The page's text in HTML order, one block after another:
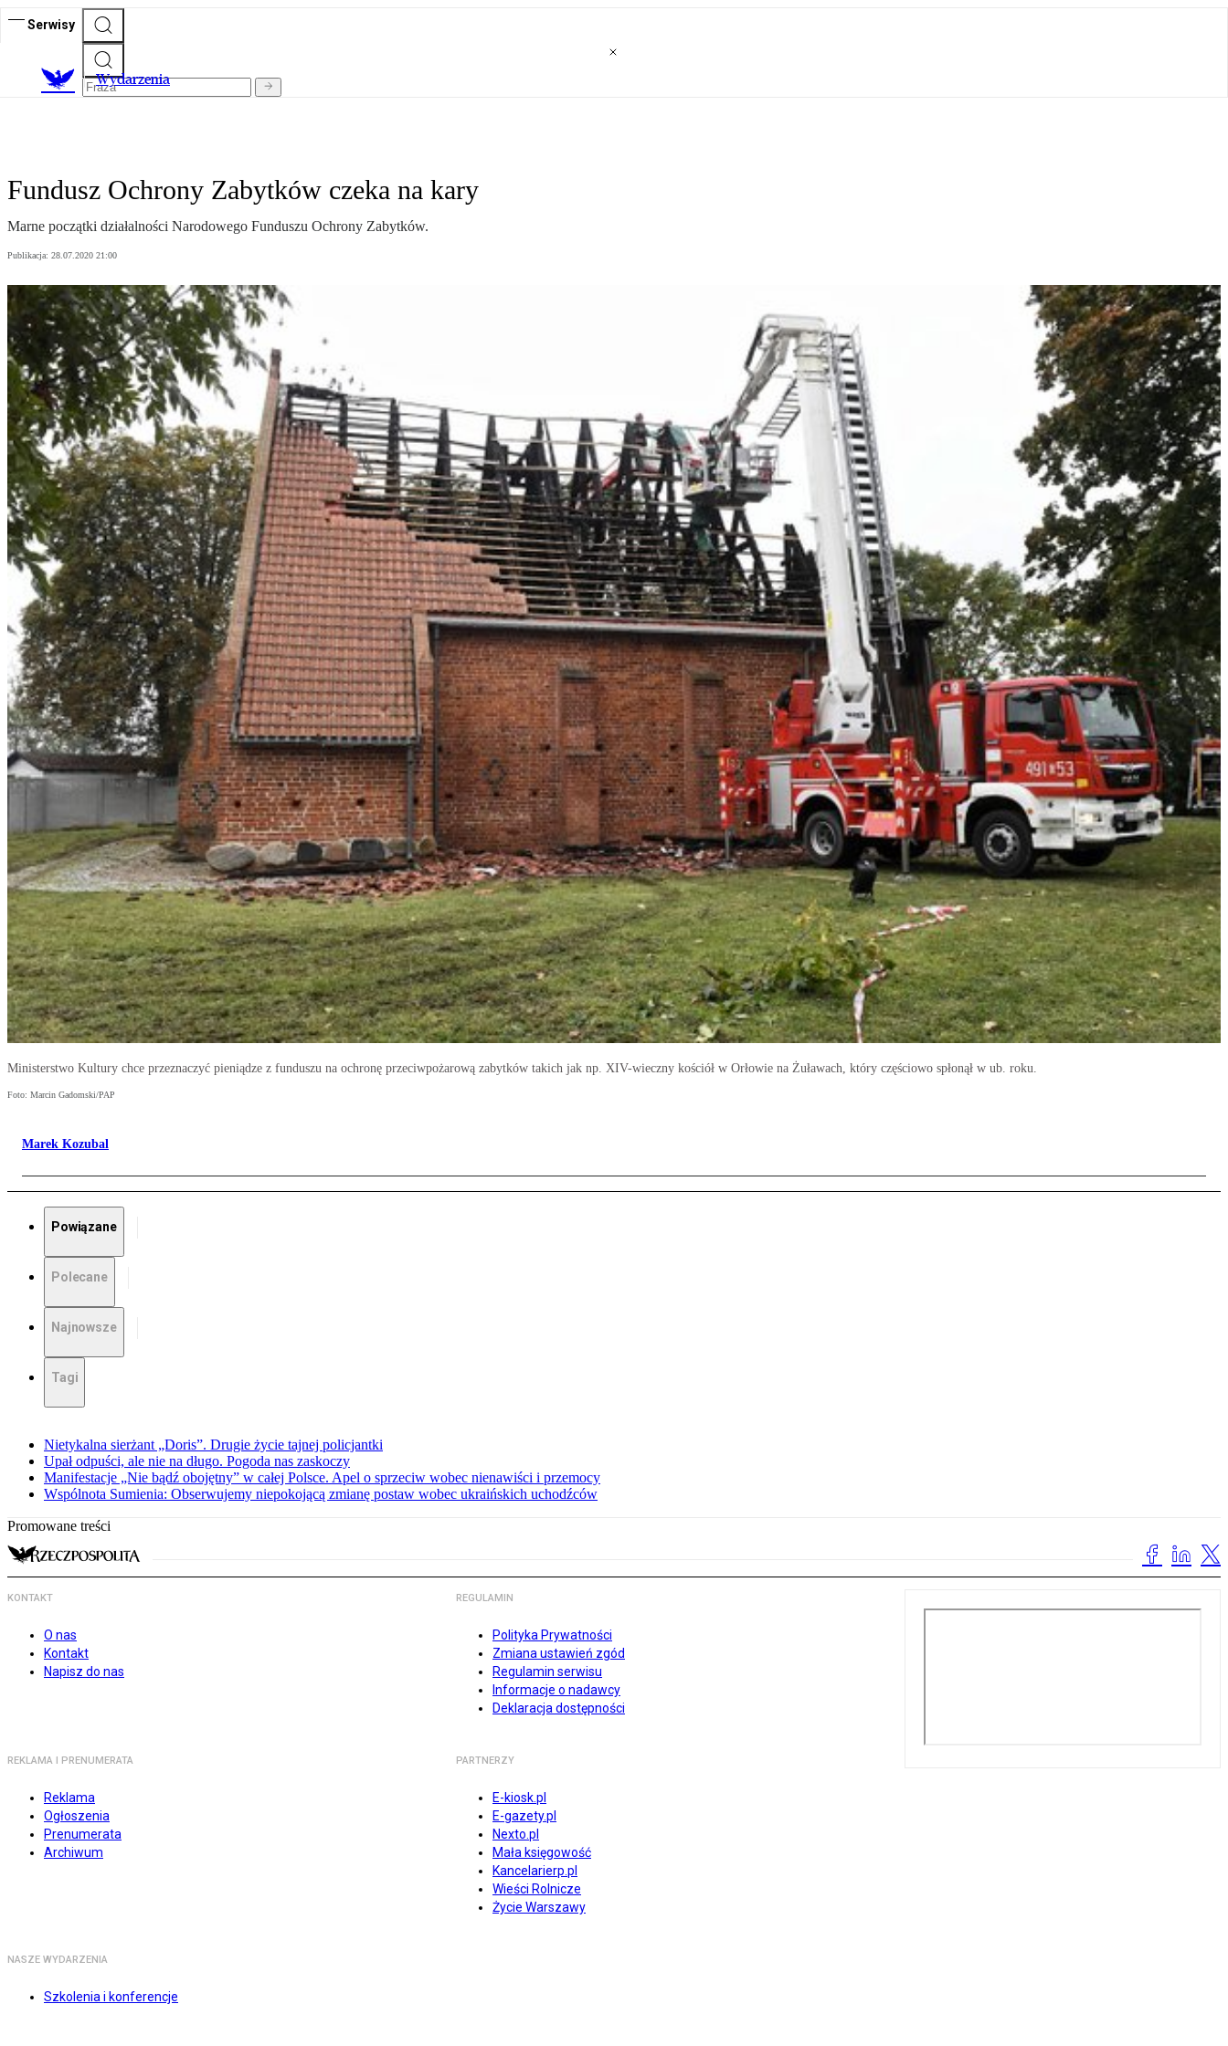
Serwisy
Wydarzenia
Fundusz Ochrony Zabytków czeka na kary
Marne początki działalności Narodowego Funduszu Ochrony Zabytków.
Publikacja: 28.07.2020 21:00
Ministerstwo Kultury chce przeznaczyć pieniądze z funduszu na ochronę przeciwpożarową zabytków takich jak np. XIV-wieczny kościół w Orłowie na Żuławach, który częściowo spłonął w ub. roku.
Foto: Marcin Gadomski/PAP
Marek Kozubal
Powiązane
Polecane
Najnowsze
Tagi
Nietykalna sierżant „Doris”. Drugie życie tajnej policjantki
Upał odpuści, ale nie na długo. Pogoda nas zaskoczy
Manifestacje „Nie bądź obojętny” w całej Polsce. Apel o sprzeciw wobec nienawiści i przemocy
Wspólnota Sumienia: Obserwujemy niepokojącą zmianę postaw wobec ukraińskich uchodźców
Promowane treści
KONTAKT
O nas
Kontakt
Napisz do nas
REGULAMIN
Polityka Prywatności
Zmiana ustawień zgód
Regulamin serwisu
Informacje o nadawcy
Deklaracja dostępności
REKLAMA I PRENUMERATA
Reklama
Ogłoszenia
Prenumerata
Archiwum
PARTNERZY
E-kiosk.pl
E-gazety.pl
Nexto.pl
Mała księgowość
Kancelarierp.pl
Wieści Rolnicze
Życie Warszawy
NASZE WYDARZENIA
Szkolenia i konferencje